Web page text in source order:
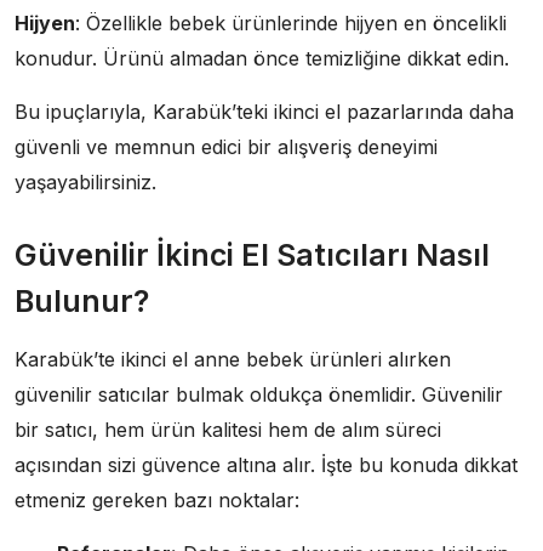
Hijyen: Özellikle bebek ürünlerinde hijyen en öncelikli
konudur. Ürünü almadan önce temizliğine dikkat edin.
Bu ipuçlarıyla, Karabük’teki ikinci el pazarlarında daha
güvenli ve memnun edici bir alışveriş deneyimi
yaşayabilirsiniz.
Güvenilir İkinci El Satıcıları Nasıl
Bulunur?
Karabük’te ikinci el anne bebek ürünleri alırken
güvenilir satıcılar bulmak oldukça önemlidir. Güvenilir
bir satıcı, hem ürün kalitesi hem de alım süreci
açısından sizi güvence altına alır. İşte bu konuda dikkat
etmeniz gereken bazı noktalar: